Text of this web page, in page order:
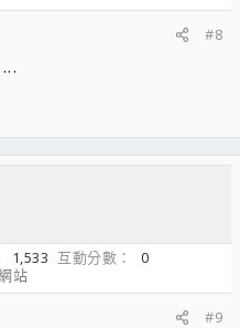
#8
1,533 互動分數
0
站
#9